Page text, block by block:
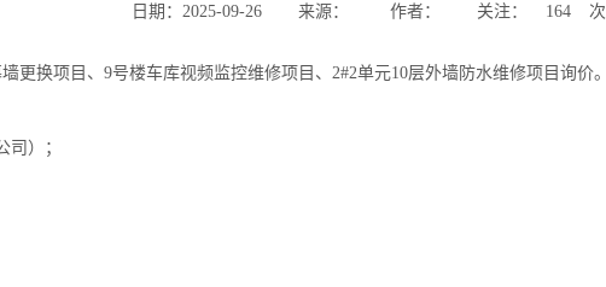
日期：2025-09-26 来源： 作者： 关注： 164 次
换项目、9号楼车库视频监控维修项目、2#2单元10层外墙防水维修项目询价。
）；